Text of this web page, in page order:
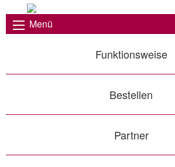
Menü
Funktionsweise
Bestellen
Partner